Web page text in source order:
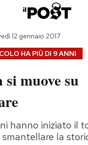
Auto
Moda
Storie/
Ok
HA PIÙ DI 9 ANNI
12 gennaio 2017
si muove su
hanno iniziato il
smantellare la